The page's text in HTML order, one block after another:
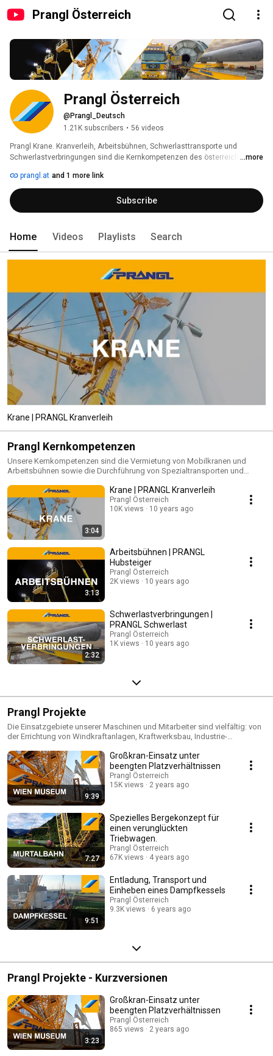
Prangl Österreich
Prangl Österreich
@Prangl_Deutsch
1.21K subscribers • 56 videos
Prangl Krane. Kranverleih, Arbeitsbühnen, Schwerlasttransporte und
Schwerlastverbringungen sind die Kernkompetenzen des österreichischen
...more
prangl.at and 1 more link
Subscribe
Home Videos Playlists Search
Krane | PRANGL Kranverleih
Prangl Kernkompetenzen
Unsere Kernkompetenzen sind die Vermietung von Mobilkranen und
Arbeitsbühnen sowie die Durchführung von Spezialtransporten und
durchzuführen, investieren wir viel Zeit und Geld – sowohl in die
Ausbildung unserer Mitarbeiter als auch in die Investition in modernstes
Equipment. Unser Ziel ist es, Ihre Projekte einfacher, schneller und
risikofreier zu machen. Ihr Vorhaben ist unsere Herausforderung.
3:04
Krane | PRANGL Kranverleih
Prangl Österreich
10K views
10 years ago
3:13
Arbeitsbühnen | PRANGL
Hubsteiger
Prangl Österreich
2K views
10 years ago
2:32
Schwerlastverbringungen |
PRANGL Schwerlast
Prangl Österreich
1K views
10 years ago
Prangl Projekte
Die Einsatzgebiete unserer Maschinen und Mitarbeiter sind vielfältig: von
der Errichtung von Windkraftanlagen, Kraftwerksbau, Industrie-
Unterhaltungsindustrie.
9:39
Großkran-Einsatz unter
beengten Platzverhältnissen
Prangl Österreich
15K views
2 years ago
7:27
Spezielles Bergekonzept für
einen verunglückten
Triebwagen.
Prangl Österreich
67K views
4 years ago
9:51
Entladung, Transport und
Einheben eines Dampfkessels
Prangl Österreich
9.3K views
6 years ago
Prangl Projekte - Kurzversionen
3:23
Großkran-Einsatz unter
beengten Platzverhältnissen
Prangl Österreich
865 views
2 years ago